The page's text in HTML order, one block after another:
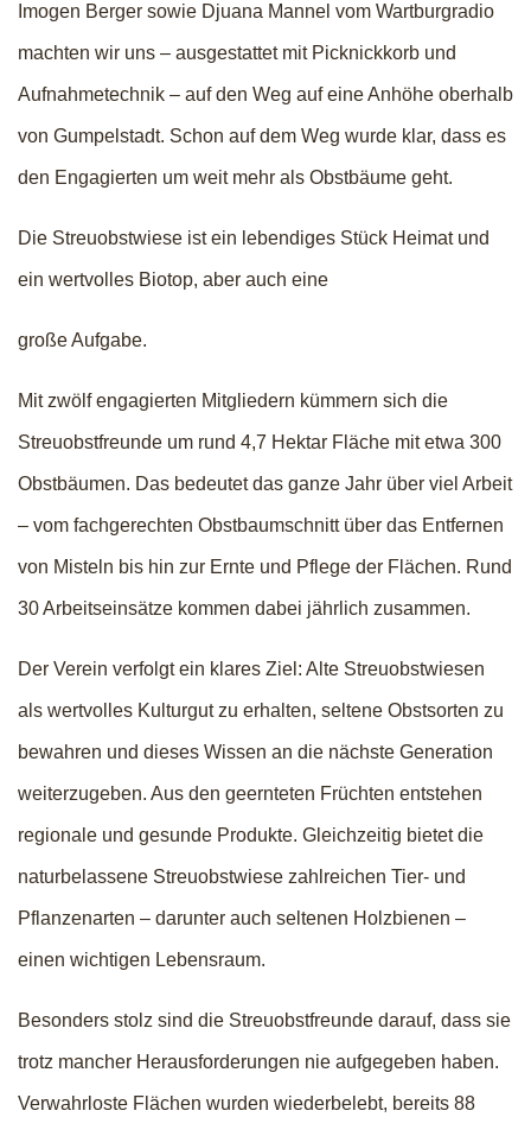
Imogen Berger sowie Djuana Mannel vom Wartburgradio
machten wir uns – ausgestattet mit Picknickkorb und
Aufnahmetechnik – auf den Weg auf eine Anhöhe oberhalb
von Gumpelstadt. Schon auf dem Weg wurde klar, dass es
den Engagierten um weit mehr als Obstbäume geht.
Die Streuobstwiese ist ein lebendiges Stück Heimat und
ein wertvolles Biotop, aber auch eine
große Aufgabe.
Mit zwölf engagierten Mitgliedern kümmern sich die
Streuobstfreunde um rund 4,7 Hektar Fläche mit etwa 300
Obstbäumen. Das bedeutet das ganze Jahr über viel Arbeit
– vom fachgerechten Obstbaumschnitt über das Entfernen
von Misteln bis hin zur Ernte und Pflege der Flächen. Rund
30 Arbeitseinsätze kommen dabei jährlich zusammen.
Der Verein verfolgt ein klares Ziel: Alte Streuobstwiesen
als wertvolles Kulturgut zu erhalten, seltene Obstsorten zu
bewahren und dieses Wissen an die nächste Generation
weiterzugeben. Aus den geernteten Früchten entstehen
regionale und gesunde Produkte. Gleichzeitig bietet die
naturbelassene Streuobstwiese zahlreichen Tier- und
Pflanzenarten – darunter auch seltenen Holzbienen –
einen wichtigen Lebensraum.
Besonders stolz sind die Streuobstfreunde darauf, dass sie
trotz mancher Herausforderungen nie aufgegeben haben.
Verwahrloste Flächen wurden wiederbelebt, bereits 88